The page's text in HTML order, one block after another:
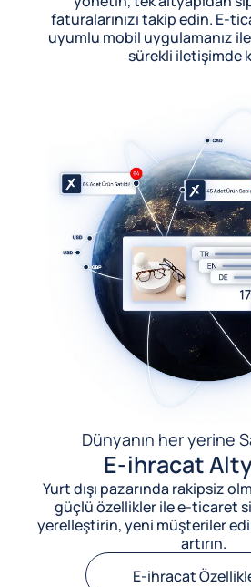
faturalarınızı takip edin. E-
uyumlu mobil uygulamanız
sürekli iletişimde
Dünyanın her yerine
E-ihracat
Yurt dışı pazarında rakipsiz
güçlü özellikler ile e-ticaret
yerelleştirin, yeni müşteriler
artırın.
E-ihracat